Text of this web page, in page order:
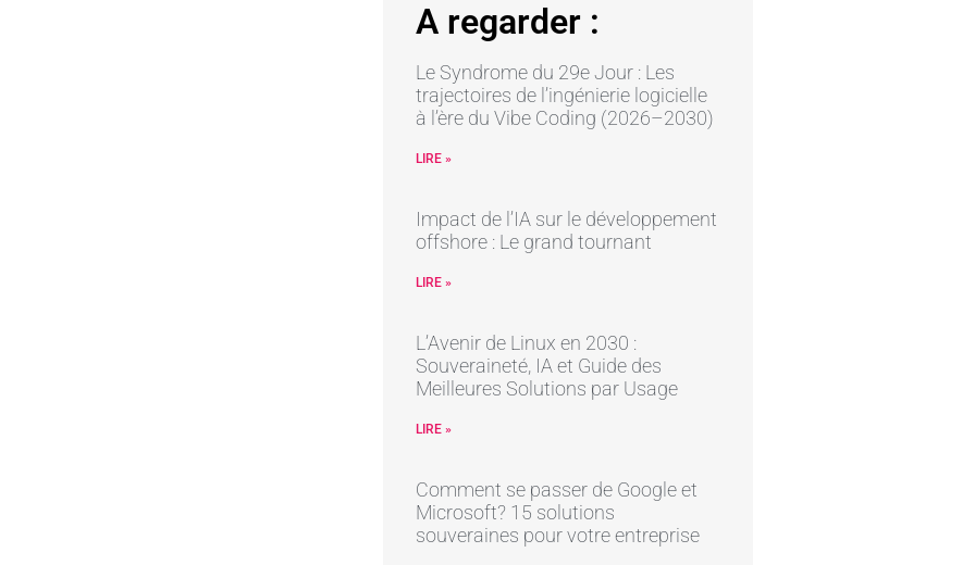
A regarder :
Le Syndrome du 29e Jour : Les
trajectoires de l’ingénierie logicielle
à l’ère du Vibe Coding (2026–2030)
LIRE »
Impact de l’IA sur le développement
offshore : Le grand tournant
LIRE »
L’Avenir de Linux en 2030 :
Souveraineté, IA et Guide des
Meilleures Solutions par Usage
LIRE »
Comment se passer de Google et
Microsoft? 15 solutions
souveraines pour votre entreprise